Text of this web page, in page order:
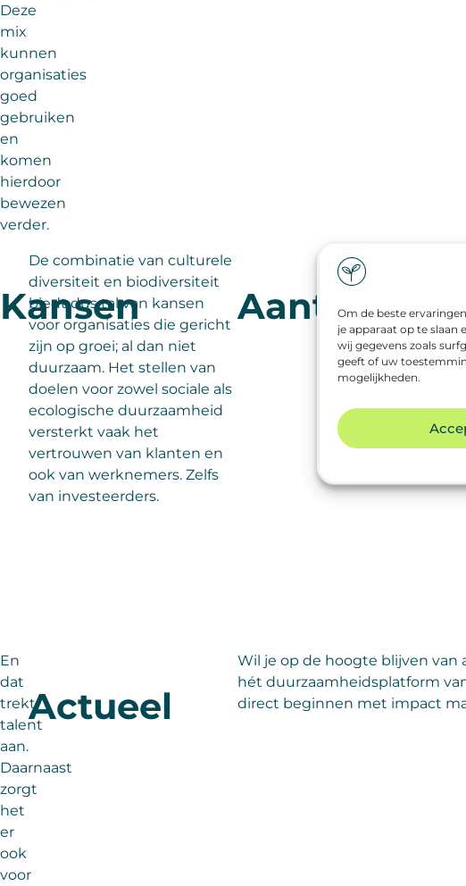
Om de beste
je apparaat op te slaan
wij gegevens zoals
geeft of uw
mogelijkheden.
Deze
mix
kunnen
organisaties
goed
gebruiken
en
komen
hierdoor
bewezen
verder.
Kansen
De combinatie van culturele
diversiteit en biodiversiteit
biedt dus tal van kansen
voor organisaties die gericht
zijn op groei; al dan niet
duurzaam. Het stellen van
doelen voor zowel sociale als
ecologische duurzaamheid
versterkt vaak het
vertrouwen van klanten en
ook van werknemers. Zelfs
van investeerders.
En
dat
trekt
talent
aan.
Daarnaast
zorgt
het
er
ook
voor
Actueel
Wil je op de hoogte blijven van
hét duurzaamheidsplatform
direct beginnen met impact